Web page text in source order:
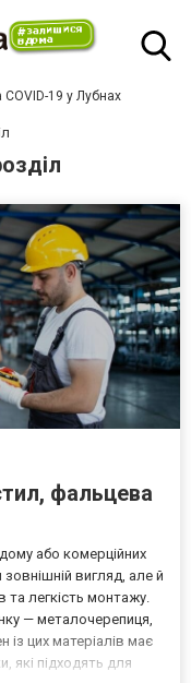
COVID-19 у Лубнах
фальцева
або комерційних
вигляд, але й
та легкість монтажу.
— металочерепиця,
цих матеріалів має
які підходять для